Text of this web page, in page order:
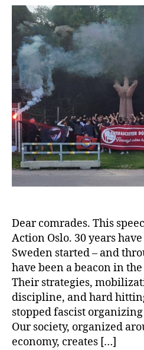
Dear comrades. This
Action Oslo. 30 years
Sweden started – and
have been a beacon in
Their strategies,
discipline, and hard
stopped fascist
Our society, organized
economy, creates […]